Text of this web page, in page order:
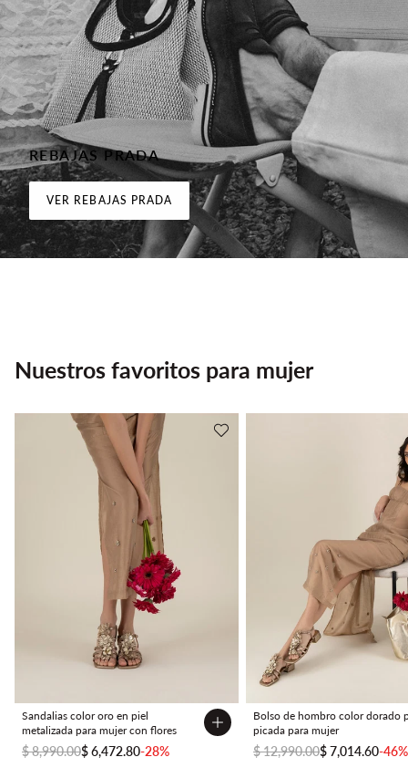
REBAJAS PRADA
VER REBAJAS PRADA
Nuestros favoritos para mujer
Sandalias color oro en piel
metalizada para mujer con flores
$ 8,990.00$ 6,472.80-28%
Bolso de hombro color dorado
picada para mujer
$ 12,990.00$ 7,014.60-46%